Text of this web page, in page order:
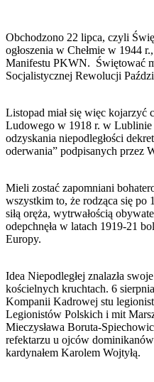
Obchodzono 22 lipca, czyli
ogłoszenia w Chełmie w 1944
Manifestu PKWN. Świętować
Socjalistycznej Rewolucji
Listopad miał się więc kojarzyć
Ludowego w 1918 r. w Lublinie
odzyskania niepodległości
oderwania” podpisanych przez
Mieli zostać zapomniani
wszystkim to, że rodząca się po
siłą oręża, wytrwałością
odepchnęła w latach 1919-21
Europy.
Idea Niepodległej znalazła
kościelnych kruchtach. 6
Kompanii Kadrowej stu
Legionistów Polskich i mit
Mieczysława Boruta-
refektarzu u ojców
kardynałem Karolem Wojtyłą.